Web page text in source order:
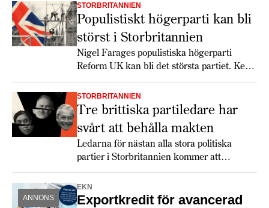
STORBRITANNIEN
Populistiskt högerparti kan bli
störst i Storbritannien
Nigel Farages populistiska högerparti
Reform UK kan bli det största partiet. Keir
soffliggarna blir aktiva.
STORBRITANNIEN
Tre brittiska partiledare har
svårt att behålla makten
Ledarna för nästan alla stora politiska
partier i Storbritannien kommer att
ANNONS
EKN
Exportkredit för avancerad